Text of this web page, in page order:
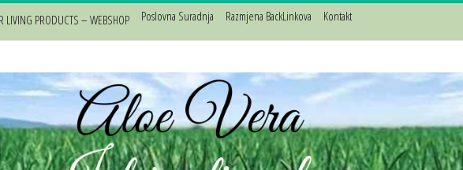
LIVING PRODUCTS – WEBSHOP Poslovna Suradnja Razmjena BackLinkova Kontakt